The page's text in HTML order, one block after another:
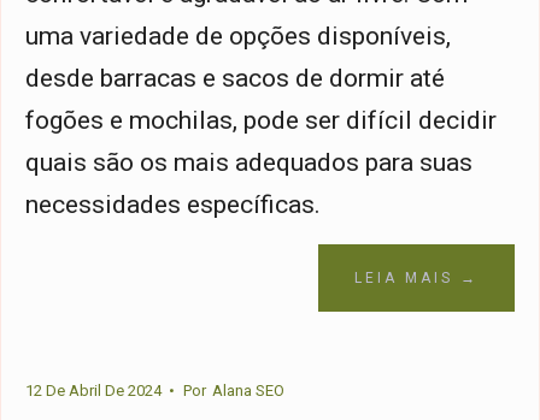
uma variedade de opções disponíveis,
desde barracas e sacos de dormir até
fogões e mochilas, pode ser difícil decidir
quais são os mais adequados para suas
necessidades específicas.
LEIA MAIS →
12 De Abril De 2024 • Por Alana SEO